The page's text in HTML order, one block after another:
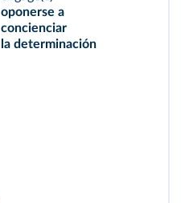
oponerse a
concienciar
la determinación